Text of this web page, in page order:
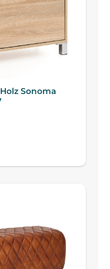
Sonoma